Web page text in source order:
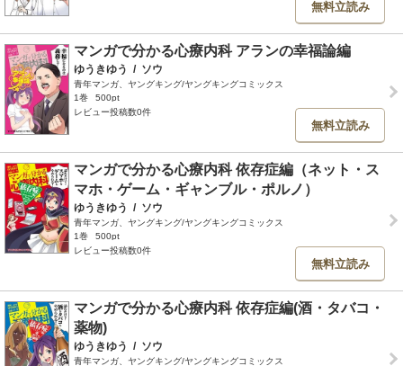
無料立読み
マンガで分かる心療内科 アランの幸福論編
ゆうきゆう / ソウ
青年マンガ、ヤングキング/ヤングキングコミックス
1巻
500pt
レビュー投稿数0件
無料立読み
マンガで分かる心療内科 依存症編（ネット・ス
マホ・ゲーム・ギャンブル・ポルノ）
ゆうきゆう / ソウ
青年マンガ、ヤングキング/ヤングキングコミックス
1巻
500pt
レビュー投稿数0件
無料立読み
マンガで分かる心療内科 依存症編(酒・タバコ・
薬物)
ゆうきゆう / ソウ
青年マンガ、ヤングキング/ヤングキングコミックス